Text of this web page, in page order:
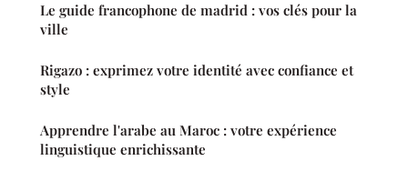
Le guide francophone de madrid : vos clés pour la
ville
Rigazo : exprimez votre identité avec confiance et
style
Apprendre l'arabe au Maroc : votre expérience
linguistique enrichissante